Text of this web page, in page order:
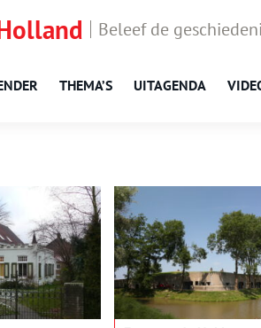
Beleef de
THEMA’S UITAGENDA